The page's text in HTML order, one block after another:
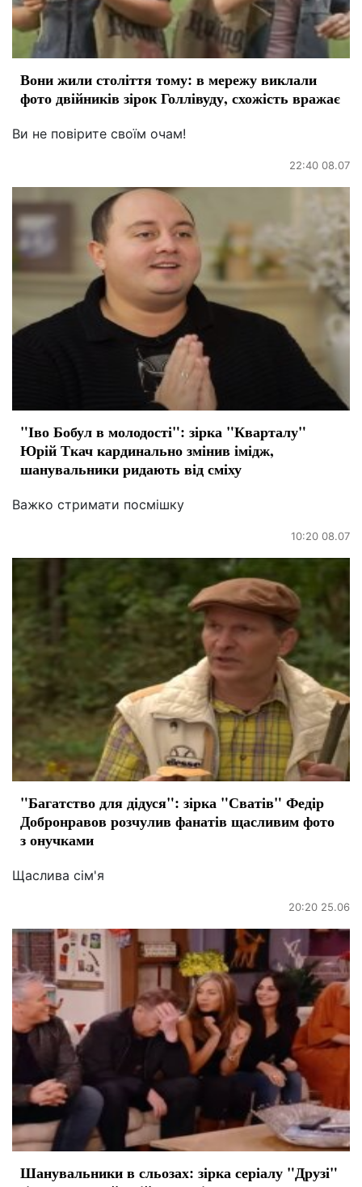
Вони жили століття тому: в мережу виклали
фото двійників зірок Голлівуду, схожість вражає
Ви не повірите своїм очам!
22:40 08.07
"Іво Бобул в молодості": зірка "Кварталу"
Юрій Ткач кардинально змінив імідж,
шанувальники ридають від сміху
Важко стримати посмішку
10:20 08.07
"Багатство для дідуся": зірка "Сватів" Федір
Добронравов розчулив фанатів щасливим фото
з онучками
Щаслива сім'я
20:20 25.06
Шанувальники в сльозах: зірка серіалу "Друзі"